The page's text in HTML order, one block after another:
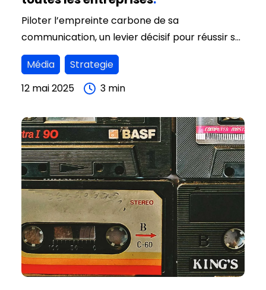
Piloter l’empreinte carbone de sa
communication, un levier décisif pour réussir sa
transition écologique.
Média
Strategie
12 mai 2025
3 min